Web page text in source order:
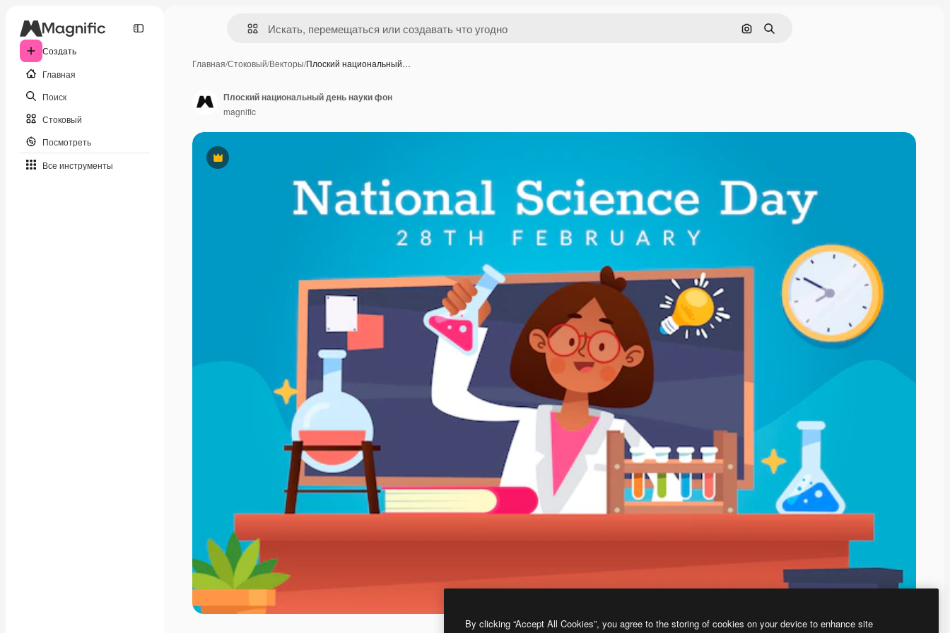
Создать
Главная
Поиск
Стоковый
Посмотреть
Все инструменты
Поиск по изображению
Поиск
Главная/Стоковый/Векторы/Плоский национальный…
Премиум
Плоский национальный день науки фон
magnific
By clicking “Accept All Cookies”, you agree to the storing of cookies on your device to enhance site